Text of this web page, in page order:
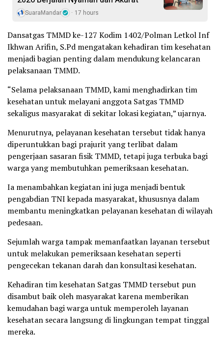
SuaraMandar 17 hours
Dansatgas TMMD ke-127 Kodim 1402/Polman Letkol Inf
Ikhwan Arifin, S.Pd mengatakan kehadiran tim kesehatan
menjadi bagian penting dalam mendukung kelancaran
pelaksanaan TMMD.
“Selama pelaksanaan TMMD, kami menghadirkan tim
kesehatan untuk melayani anggota Satgas TMMD
sekaligus masyarakat di sekitar lokasi kegiatan,” ujarnya.
Menurutnya, pelayanan kesehatan tersebut tidak hanya
diperuntukkan bagi prajurit yang terlibat dalam
pengerjaan sasaran fisik TMMD, tetapi juga terbuka bagi
warga yang membutuhkan pemeriksaan kesehatan.
Ia menambahkan kegiatan ini juga menjadi bentuk
pengabdian TNI kepada masyarakat, khususnya dalam
membantu meningkatkan pelayanan kesehatan di wilayah
pedesaan.
Sejumlah warga tampak memanfaatkan layanan tersebut
untuk melakukan pemeriksaan kesehatan seperti
pengecekan tekanan darah dan konsultasi kesehatan.
Kehadiran tim kesehatan Satgas TMMD tersebut pun
disambut baik oleh masyarakat karena memberikan
kemudahan bagi warga untuk memperoleh layanan
kesehatan secara langsung di lingkungan tempat tinggal
mereka.